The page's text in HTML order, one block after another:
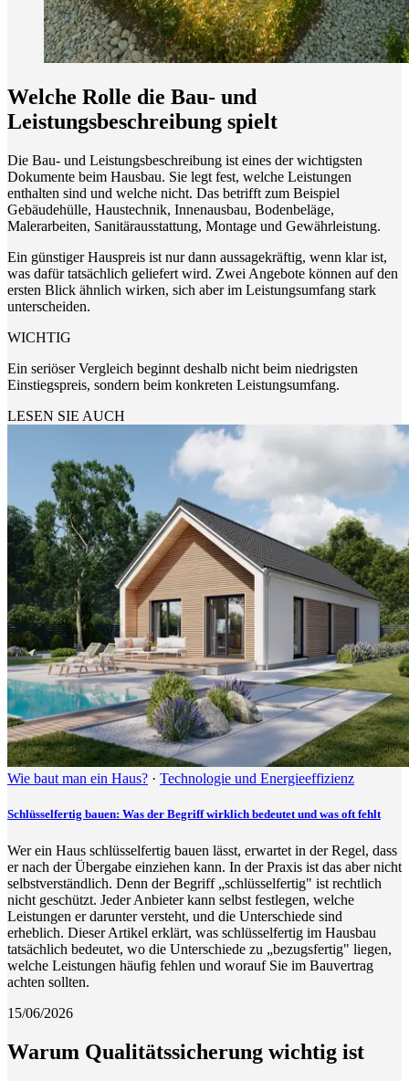
Welche Rolle die Bau- und
Leistungsbeschreibung spielt
Die Bau- und Leistungsbeschreibung ist eines der wichtigsten
Dokumente beim Hausbau. Sie legt fest, welche Leistungen
enthalten sind und welche nicht. Das betrifft zum Beispiel
Gebäudehülle, Haustechnik, Innenausbau, Bodenbeläge,
Malerarbeiten, Sanitärausstattung, Montage und Gewährleistung.
Ein günstiger Hauspreis ist nur dann aussagekräftig, wenn klar ist,
was dafür tatsächlich geliefert wird. Zwei Angebote können auf den
ersten Blick ähnlich wirken, sich aber im Leistungsumfang stark
unterscheiden.
WICHTIG
Ein seriöser Vergleich beginnt deshalb nicht beim niedrigsten
Einstiegspreis, sondern beim konkreten Leistungsumfang.
LESEN SIE AUCH
Wie baut man ein Haus? · Technologie und Energieeffizienz
Schlüsselfertig bauen: Was der Begriff wirklich bedeutet und was oft fehlt
Wer ein Haus schlüsselfertig bauen lässt, erwartet in der Regel, dass
er nach der Übergabe einziehen kann. In der Praxis ist das aber nicht
selbstverständlich. Denn der Begriff „schlüsselfertig" ist rechtlich
nicht geschützt. Jeder Anbieter kann selbst festlegen, welche
Leistungen er darunter versteht, und die Unterschiede sind
erheblich. Dieser Artikel erklärt, was schlüsselfertig im Hausbau
tatsächlich bedeutet, wo die Unterschiede zu „bezugsfertig" liegen,
welche Leistungen häufig fehlen und worauf Sie im Bauvertrag
achten sollten.
15/06/2026
Warum Qualitätssicherung wichtig ist